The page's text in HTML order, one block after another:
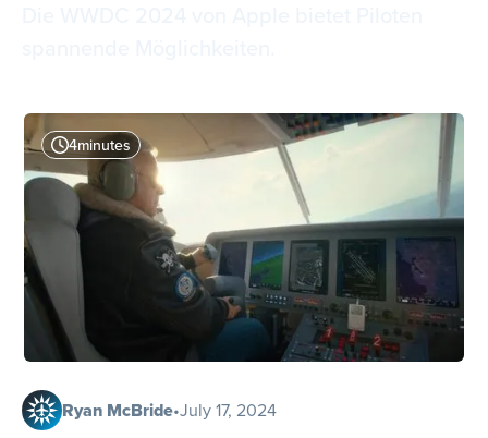
4minutes
Ryan McBride•July 17, 2024